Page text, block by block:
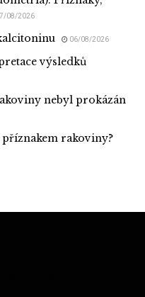
08/2026
06/08/2026
výsledků
nebyl prokázán
příznakem rakoviny?